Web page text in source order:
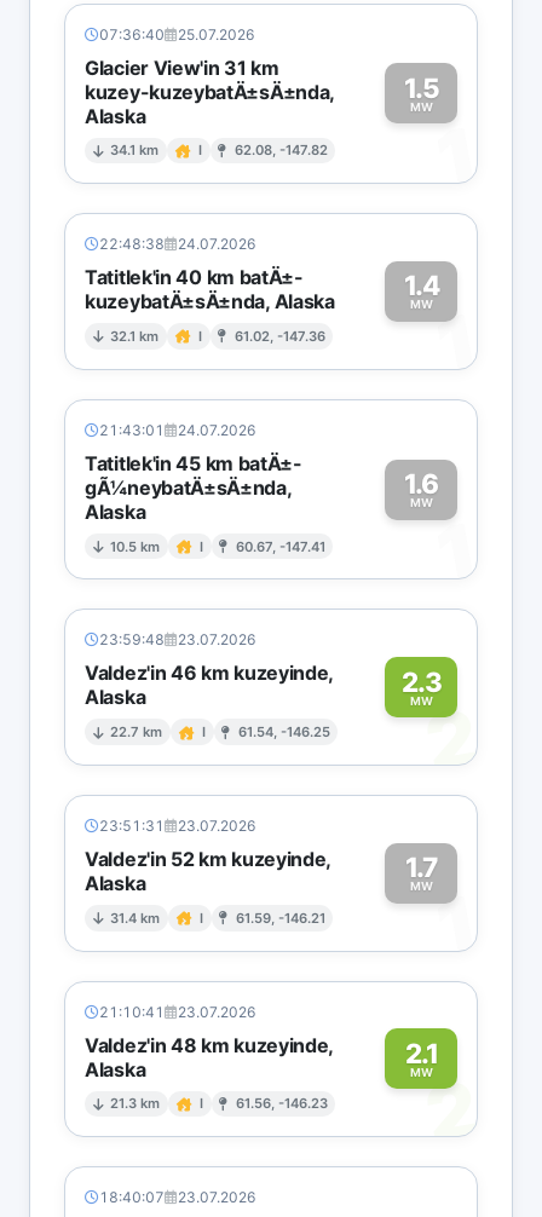
07:36:40 25.07.2026
Glacier View'in 31 km
kuzey-kuzeybatÄ±sÄ±nda,
Alaska
34.1 km I 62.08, -147.82
1.5
MW
1
22:48:38 24.07.2026
Tatitlek'in 40 km batÄ±-
kuzeybatÄ±sÄ±nda, Alaska
32.1 km I 61.02, -147.36
1.4
MW1
21:43:01 24.07.2026
Tatitlek'in 45 km batÄ±-
gÃ¼neybatÄ±sÄ±nda,
Alaska
10.5 km I 60.67, -147.41
1.6
MW
1
23:59:48 23.07.2026
Valdez'in 46 km kuzeyinde,
Alaska
22.7 km I 61.54, -146.25
2.3
MW2
23:51:31 23.07.2026
Valdez'in 52 km kuzeyinde,
Alaska
31.4 km I 61.59, -146.21
1.7
MW1
21:10:41 23.07.2026
Valdez'in 48 km kuzeyinde,
Alaska
21.3 km I 61.56, -146.23
2.1
MW2
18:40:07 23.07.2026